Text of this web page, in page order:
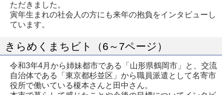
ただきました。
寅年生まれの社会人の方にも来年の抱負をインタビューし
ています。
きらめくまちビト（6～7ページ）
令和3年4月から姉妹都市である「山形県鶴岡市」と、交流
自治体である「東京都杉並区」から職員派遣として名寄市
役所で働いている榎本さんと田中さん。